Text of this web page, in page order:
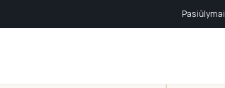
Pasiūlymai